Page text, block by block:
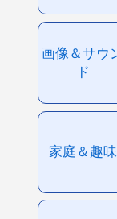
画像＆サウ
ド
家庭＆趣味